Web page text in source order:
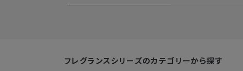
フレグランスシリーズのカテゴリーから探す